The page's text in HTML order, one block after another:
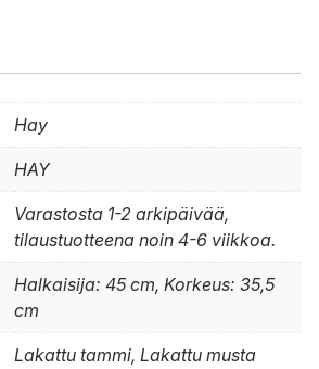
Hay
HAY
Varastosta 1-2 arkipäivää,
tilaustuotteena noin 4-6 viikkoa.
Halkaisija: 45 cm, Korkeus: 35,5
cm
Lakattu tammi, Lakattu musta